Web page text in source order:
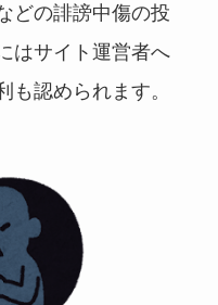
どの誹謗中傷の投
はサイト運営者へ
も認められます。